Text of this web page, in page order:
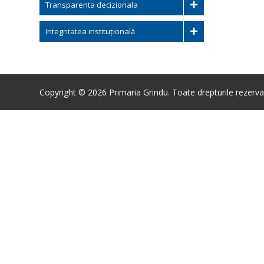
Transparenta decizionala
Integritatea instituțională
Copyright © 2026 Primaria Grindu. Toate drepturile